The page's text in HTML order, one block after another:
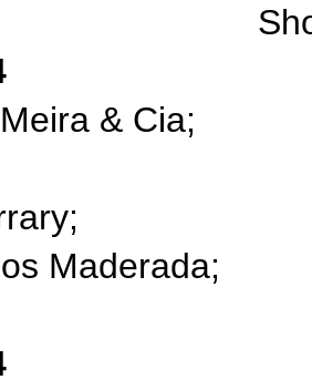
& Cia;
Maderada;